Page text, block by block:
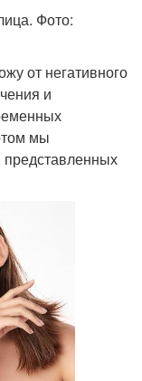
Фото:
от негативного
и
мы
представленных